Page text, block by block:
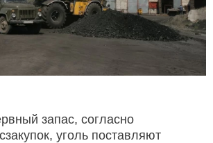
запас, согласно
уголь поставляют